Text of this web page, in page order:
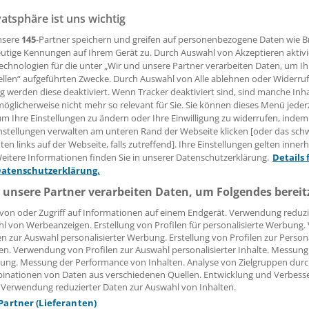
(hai). In den vergangenen Jahren haben Anleger mit
die höchsten Renditen erzielt. Jetzt sei es an
viele Experten und raten, Papiere großer Konzerne
Leserin, lieber Leser,
Beitrag können Sie lesen, sobald Sie sich
Jetzt anmelden »
vergessen?
Problem beim Login?
ist mit wenigen Klicks erledigt und kostenlos.
des kostenlosen Login:
Analysen, Hintergründe und Infografiken
Interviews und Praxis-Tipps
ist uns wichtig
145-Partner speichern und greifen auf personenbezogene Daten wie
Kennungen auf Ihrem Gerät zu. Durch Auswahl von Akzeptieren
für die unter „Wir und unsere Partner verarbeiten Daten, um
aufgeführten Zwecke. Durch Auswahl von Alle ablehnen oder
werden diese deaktiviert. Wenn Tracker deaktiviert sind, sind manche
nicht mehr so relevant für Sie. Sie können dieses Menü
Ihre Einstellungen zu ändern oder Ihre Einwilligung zu widerrufen, indem
verwalten am unteren Rand der Webseite klicken [oder das
links auf der Webseite, falls zutreffend]. Ihre Einstellungen gelten
Informationen finden Sie in unserer Datenschutzerklärung. Details
Partner verarbeiten Daten, um Folgendes
oder Zugriff auf Informationen auf einem Endgerät. Verwendung
von Werbeanzeigen. Erstellung von Profilen für personalisierte
zur Auswahl personalisierter Werbung. Erstellung von Profilen zur
Verwendung von Profilen zur Auswahl personalisierter Inhalte.
Messung der Performance von Inhalten. Analyse von Zielgruppen
von Daten aus verschiedenen Quellen. Entwicklung und
reduzierter Daten zur Auswahl von Inhalten.
(Lieferanten)